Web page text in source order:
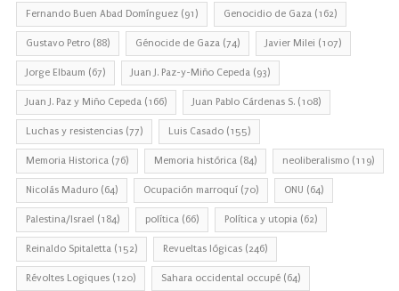
Fernando Buen Abad Domínguez (91) Genocidio de Gaza (162)
Gustavo Petro (88) Génocide de Gaza (74) Javier Milei (107)
Jorge Elbaum (67) Juan J. Paz-y-Miño Cepeda (93)
Juan J. Paz y Miño Cepeda (166) Juan Pablo Cárdenas S. (108)
Luchas y resistencias (77) Luis Casado (155)
Memoria Historica (76) Memoria histórica (84) neoliberalismo (119)
Nicolás Maduro (64) Ocupación marroquí (70) ONU (64)
Palestina/Israel (184) política (66) Política y utopia (62)
Reinaldo Spitaletta (152) Revueltas lógicas (246)
Révoltes Logiques (120) Sahara occidental occupé (64)